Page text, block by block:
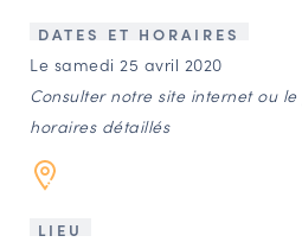
CONTACT
Agenda
Annuaire
DATES ET HORAIRES
Le samedi 25 avril 2020
Consulter notre site internet ou
horaires détaillés
LIEU